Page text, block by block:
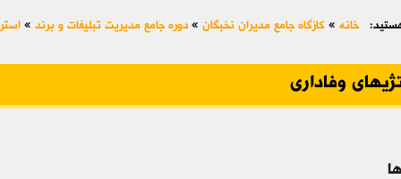
خانه » کازگاه جامع مدیران نخبگان » دوره جامع مدیریت تبلیغات و برند »
وفاداری